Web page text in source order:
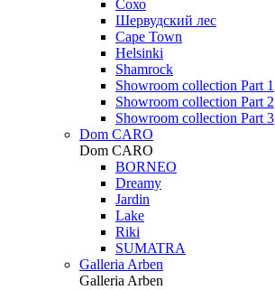
Сохо
Шервудский лес
Cape Town
Helsinki
Shamrock
Showroom collection Part 1
Showroom collection Part 2
Showroom collection Part 3
Dom CARO
Dom CARO
BORNEO
Dreamy
Jardin
Lake
Riki
SUMATRA
Galleria Arben
Galleria Arben